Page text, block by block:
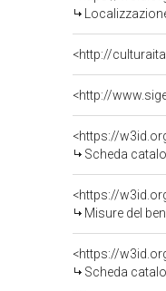
<http://
<https://
Scheda
<https://
Misure del
<https://
Scheda